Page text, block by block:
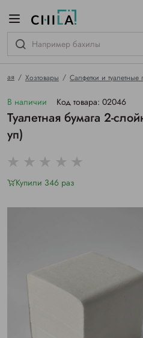
Хозтовары Салфетки и
В наличии Код товара: 02046
Туалетная бумага 2-
уп)
Купили 346 раз
гамме